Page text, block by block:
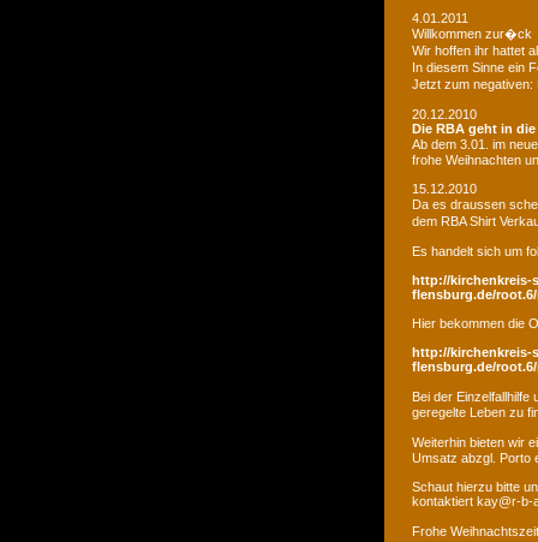
4.01.2011
Willkommen zur�ck
Wir hoffen ihr hattet
In diesem Sinne ein
Jetzt zum negativen:
20.12.2010
Die RBA geht in
Ab dem 3.01. im
frohe Weihnachten
15.12.2010
Da es draussen
dem RBA Shirt
Es handelt sich um
http://kirchenkreis-
flensburg.de/
Hier bekommen die
http://kirchenkreis-
flensburg.de/
Bei der
geregelte Leben zu
Weiterhin bieten wir
Umsatz abzgl. Porto
Schaut hierzu bitte
kontaktiert kay@r-b-
Frohe